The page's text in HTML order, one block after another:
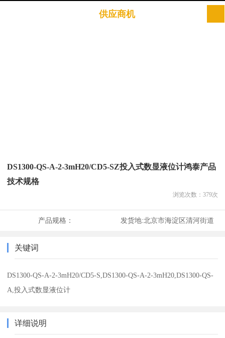
供应商机
DS1300-QS-A-2-3mH20/CD5-SZ投入式数显液位计鸿泰产品
技术规格
浏览次数： 379次
产品规格： 发货地:北京市海淀区清河街道
关键词
DS1300-QS-A-2-3mH20/CD5-S,DS1300-QS-A-2-3mH20,DS1300-QS-
A,投入式数显液位计
详细说明